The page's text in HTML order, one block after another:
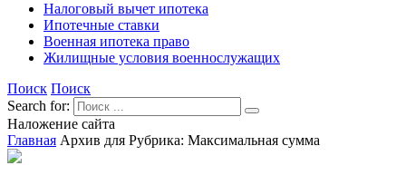
Налоговый вычет ипотека
Ипотечные ставки
Военная ипотека право
Жилищные условия военнослужащих
Поиск Поиск
Search for:
Наложение сайта
Главная Архив для Рубрика: Максимальная сумма